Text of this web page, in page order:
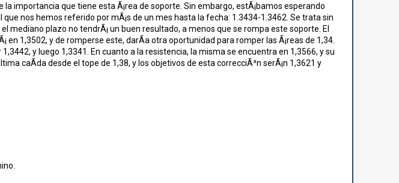
importancia que tiene esta Ã¡rea de soporte. Sin embargo, estÃ¡bamos esperando
nos hemos referido por mÃ¡s de un mes hasta la fecha: 1.3434-1.3462. Se trata sin
mediano plazo no tendrÃ¡ un buen resultado, a menos que se rompa este soporte. El
en 1,3502, y de romperse este, darÃ­a otra oportunidad para romper las Ã¡reas de 1,34.
y luego 1,3341. En cuanto a la resistencia, la misma se encuentra en 1,3566, y su
caÃ­da desde el tope de 1,38, y los objetivos de esta correcciÃ³n serÃ¡n 1,3621 y